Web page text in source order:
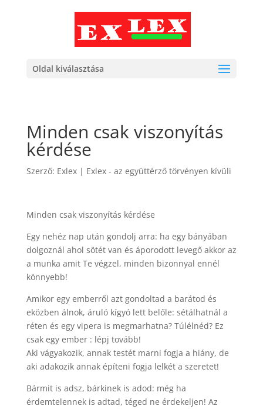
Oldal kiválasztása
Minden csak viszonyítás
kérdése
Szerző: Exlex| Exlex - az együttérző törvényen kívüli
Minden csak viszonyítás kérdése
Egy nehéz nap után gondolj arra: ha egy bányában
dolgoznál ahol sötét van és áporodott levegő akkor az
a munka amit Te végzel, minden bizonnyal ennél
könnyebb!
Amikor egy emberről azt gondoltad a barátod és
eközben álnok, áruló kígyó lett belőle: sétálhatnál a
réten és egy vipera is megmarhatna? Túlélnéd? Ez
csak egy ember : lépj tovább!
Aki vágyakozik, annak testét marni fogja a hiány, de
aki adakozik annak építeni fogja lelkét a szeretet!
Bármit is adsz, bárkinek is adod: még ha
érdemtelennek is adtad, téged ne érdekeljen! Az